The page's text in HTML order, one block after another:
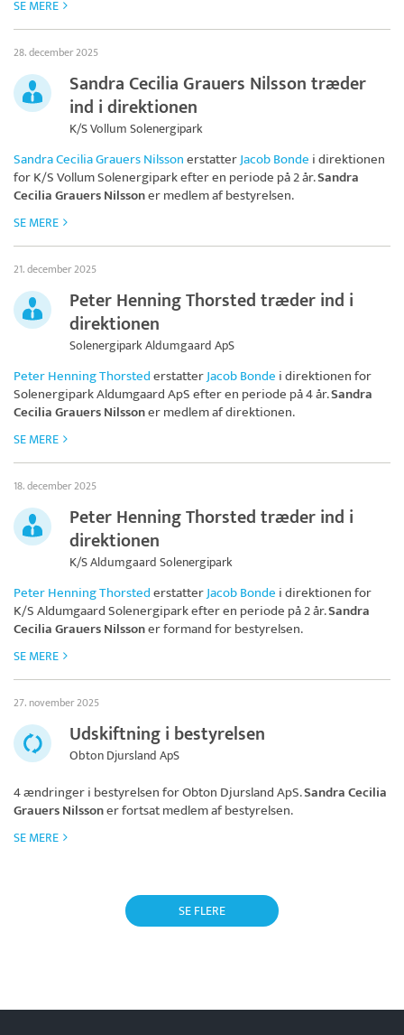
SE MERE
28. december 2025
Sandra Cecilia Grauers Nilsson træder
ind i direktionen
K/S Vollum Solenergipark
Sandra Cecilia Grauers NilssonerstatterJacob Bonde i direktionen
forK/S Vollum Solenergiparkefter en periode på 2 år.Sandra
Cecilia Grauers Nilssoner medlem af bestyrelsen.
SE MERE
21. december 2025
Peter Henning Thorsted træder ind i
direktionen
Solenergipark Aldumgaard ApS
Peter Henning ThorstederstatterJacob Bonde i direktionen for
Solenergipark Aldumgaard ApSefter en periode på 4 år.Sandra
Cecilia Grauers Nilssoner medlem af direktionen.
SE MERE
18. december 2025
Peter Henning Thorsted træder ind i
direktionen
K/S Aldumgaard Solenergipark
Peter Henning ThorstederstatterJacob Bonde i direktionen for
K/S Aldumgaard Solenergiparkefter en periode på 2 år.Sandra
Cecilia Grauers Nilssoner formand for bestyrelsen.
SE MERE
27. november 2025
Udskiftning i bestyrelsen
Obton Djursland ApS
4 ændringer i bestyrelsen forObton Djursland ApS.Sandra Cecilia
Grauers Nilssoner fortsat medlem af bestyrelsen.
SE MERE
SE FLERE